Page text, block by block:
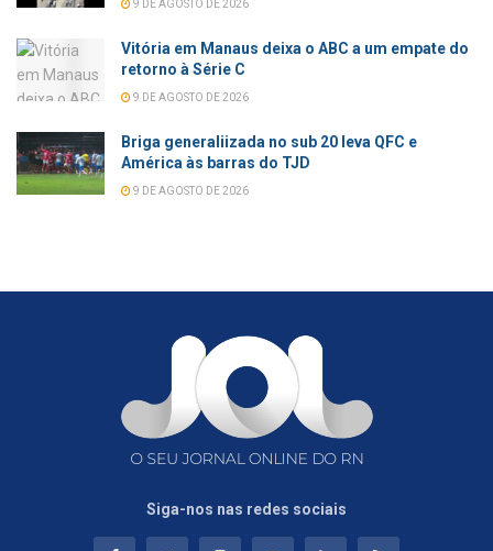
9 DE AGOSTO DE 2026
Vitória em Manaus deixa o ABC a um empate do
retorno à Série C
9 DE AGOSTO DE 2026
Briga generaliizada no sub 20 leva QFC e
América às barras do TJD
9 DE AGOSTO DE 2026
Siga-nos nas redes sociais